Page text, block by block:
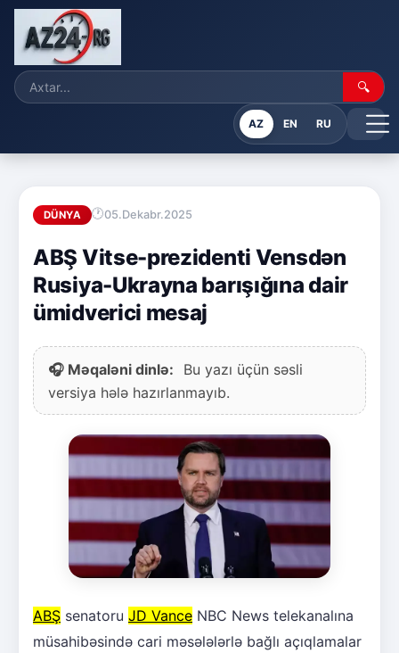
🔍
AZ EN RU
DÜNYA 05.Dekabr.2025
ABŞ Vitse-prezidenti Vensdən
Rusiya-Ukrayna barışığına dair
ümidverici mesaj
🎧 Məqaləni dinlə:
Bu yazı üçün səsli
versiya hələ hazırlanmayıb.
ABŞ senatoru JD Vance NBC News telekanalına
müsahibəsində cari məsələlərlə bağlı açıqlamalar